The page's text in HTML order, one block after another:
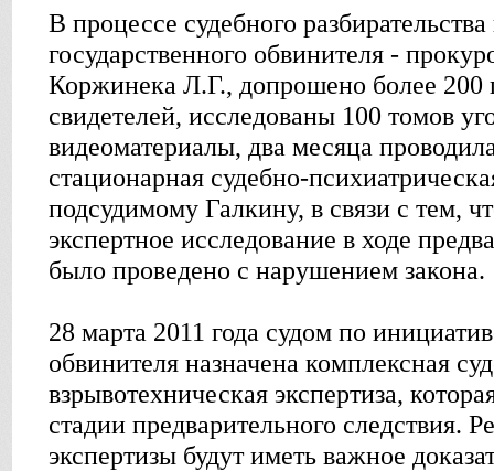
В процессе судебного разбирательства
государственного обвинителя -
Коржинека Л.Г., допрошено более 200
свидетелей, исследованы 100 томов
видеоматериалы, два месяца
стационарная судебно-
подсудимому Галкину, в связи с тем,
экспертное исследование в ходе
было проведено с нарушением закона.
28 марта 2011 года судом по
обвинителя назначена комплексная
взрывотехническая экспертиза,
стадии предварительного следствия.
экспертизы будут иметь важное